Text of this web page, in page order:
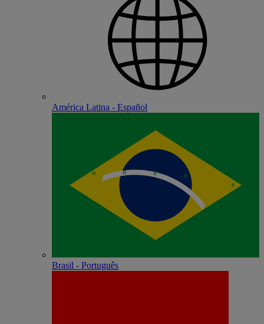
América Latina - Español
Brasil - Português